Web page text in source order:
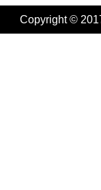
Copyright ©